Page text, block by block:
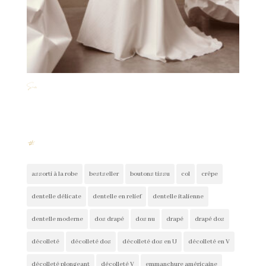
Sia
#
assorti à la robe bestseller boutons tissu col crêpe
dentelle délicate dentelle en relief dentelle italienne
dentelle moderne dos drapé dos nu drapé drapé dos
décolleté décolleté dos décolleté dos en U décolleté en V
décolleté plongeant décolleté V emmanchure américaine